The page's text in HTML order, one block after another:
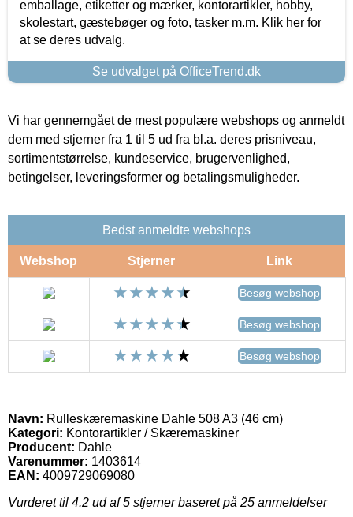
emballage, etiketter og mærker, kontorartikler, hobby,
skolestart, gæstebøger og foto, tasker m.m. Klik her for
at se deres udvalg.
Se udvalget på OfficeTrend.dk
Vi har gennemgået de mest populære webshops og anmeldt
dem med stjerner fra 1 til 5 ud fra bl.a. deres prisniveau,
sortimentstørrelse, kundeservice, brugervenlighed,
betingelser, leveringsformer og betalingsmuligheder.
Bedst anmeldte webshops
Webshop Stjerner Link
Besøg webshop
Besøg webshop
Besøg webshop
Navn: Rulleskæremaskine Dahle 508 A3 (46 cm)
Kategori: Kontorartikler / Skæremaskiner
Producent: Dahle
Varenummer: 1403614
EAN: 4009729069080
Vurderet til 4.2 ud af 5 stjerner baseret på 25 anmeldelser